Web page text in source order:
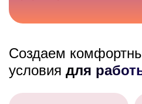
Создаем
условия для